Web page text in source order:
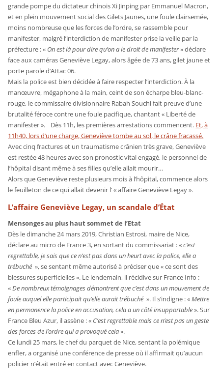
grande pompe du dictateur chinois Xi Jinping par Emmanuel Macron,
et en plein mouvement social des Gilets Jaunes, une foule clairsemée,
moins nombreuse que les forces de l’ordre, se rassemble pour
manifester, malgré l’interdiction de manifester prise la veille par la
préfecture : « On est là pour dire qu’on a le droit de manifester» déclare
face aux caméras Geneviève Legay, alors âgée de 73 ans, gilet jaune et
porte parole d’Attac 06.
Mais la police est bien décidée à faire respecter l’interdiction. À la
manœuvre, mégaphone à la main, ceint de son écharpe bleu-blanc-
rouge, le commissaire divisionnaire Rabah Souchi fait preuve d’une
brutalité féroce contre une foule pacifique, chantant « Liberté de
manifester ». Dès 11h, les premières arrestations commencent. Et, à
11h40, lors d’une charge, Geneviève tombe au sol, le crâne fracassé.
Avec cinq fractures et un traumatisme crânien très grave, Geneviève
est restée 48 heures avec son pronostic vital engagé, le personnel de
l’hôpital disant même à ses filles qu’elle allait mourir…
Alors que Geneviève reste plusieurs mois à l’hôpital, commence alors
le feuilleton de ce qui allait devenir l’ « affaire Geneviève Legay ».
L’affaire Geneviève Legay, un scandale d’État
Mensonges au plus haut sommet de l’Etat
Dès le dimanche 24 mars 2019, Christian Estrosi, maire de Nice,
déclare au micro de France 3, en sortant du commissariat : «c’est
regrettable, je sais que ce n’est pas dans un heurt avec la police, elle a
trébuché », se sentant même autorisé à préciser que « ce sont des
blessures superficielles ». Le lendemain, il récidive sur France Info :
«De nombreux témoignages démontrent que c’est dans un mouvement de
foule auquel elle participait qu’elle aurait trébuché ». Il s’indigne : «Mettre
en permanence la police en accusation, cela a un côté insupportable». Sur
France Bleu Azur, il assène : « C’est regrettable mais ce n’est pas un geste
des forces de l’ordre qui a provoqué cela».
Ce lundi 25 mars, le chef du parquet de Nice, sentant la polémique
enfler, a organisé une conférence de presse où il affirmait qu’aucun
policier n’était entré en contact avec Geneviève.